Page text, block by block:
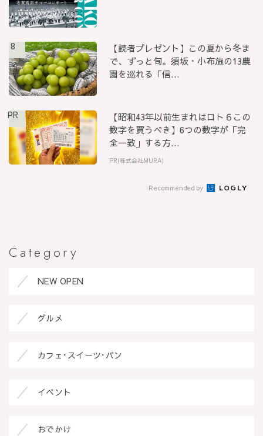
8
【読者プレゼント】この夏から冬ま
で、ずっと旬。須坂・小布施の13農
園を巡れる「信...
PR
【昭和43年以前生まれはロト６この
数字を買うべき】6つの数字が「完
全一致」する方...
PR(株式会社MURA)
Recommended by
Category
NEW OPEN
グルメ
カフェ･スイーツ･パン
イベント
おでかけ